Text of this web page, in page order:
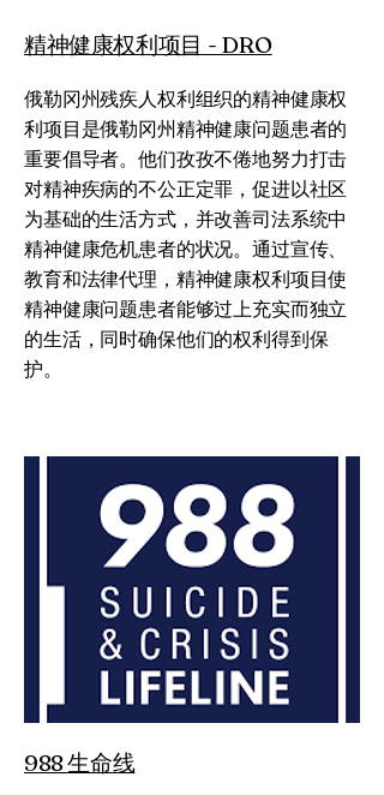
精神健康权利项目 - DRO
俄勒冈州残疾人权利组织的精神健康权
利项目是俄勒冈州精神健康问题患者的
重要倡导者。他们孜孜不倦地努力打击
对精神疾病的不公正定罪，促进以社区
为基础的生活方式，并改善司法系统中
精神健康危机患者的状况。通过宣传、
教育和法律代理，精神健康权利项目使
精神健康问题患者能够过上充实而独立
的生活，同时确保他们的权利得到保
护。
988 生命线